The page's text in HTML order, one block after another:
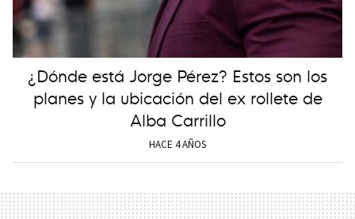
¿Dónde está Jorge Pérez? Estos son los
planes y la ubicación del ex rollete de
Alba Carrillo
HACE 4 AÑOS